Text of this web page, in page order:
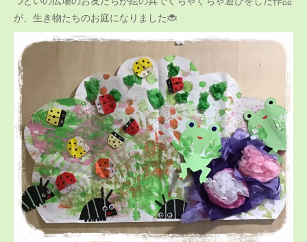
が、生き物たちのお庭になりました🐞